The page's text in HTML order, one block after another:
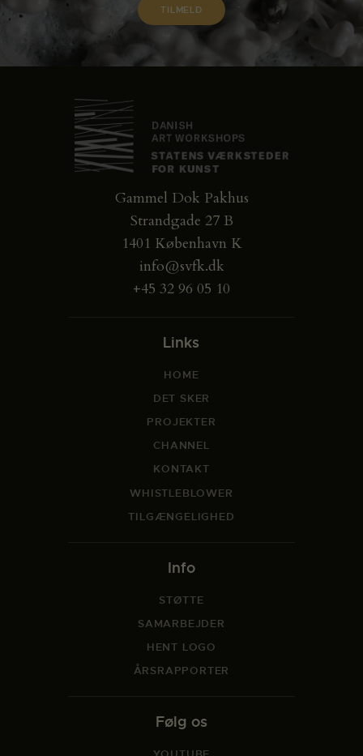
Gammel Dok Pakhus
Strandgade 27 B
1401 København K
info@svfk.dk
+45 32 96 05 10
Links
HOME
DET SKER
PROJEKTER
CHANNEL
KONTAKT
WHISTLEBLOWER
TILGÆNGELIGHED
Info
STØTTE
SAMARBEJDER
HENT LOGO
ÅRSRAPPORTER
Følg os